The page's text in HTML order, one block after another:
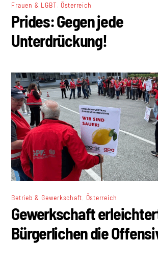
Frauen & LGBT Österreich
Prides: Gegen jede
Unterdrückung!
Betrieb & Gewerkschaft Österreich
Gewerkschaft
Bürgerlichen die